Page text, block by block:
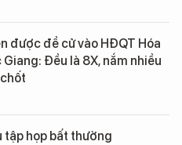
được đề cử vào HĐQT Hóa
Đều là 8X, nắm nhiều
tập họp bất thường